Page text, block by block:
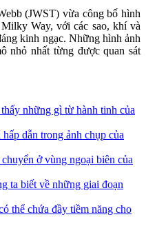
(JWST) vừa công bố hình
Way, với các sao, khí và
kinh ngạc. Những hình ảnh
nhỏ nhất từng được quan sát
những gì từ hành tinh của
dẫn trong ảnh chụp của
ở vùng ngoại biên của
ta biết về những giai đoạn
thể chứa đầy tiềm năng cho